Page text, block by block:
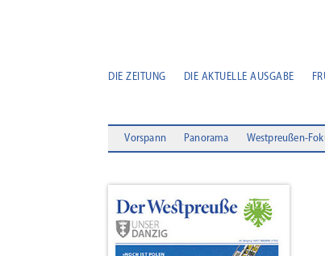
DIE ZEITUNG DIE AKTUELLE AUSGABE
Vorspann Panorama Westpreußen-